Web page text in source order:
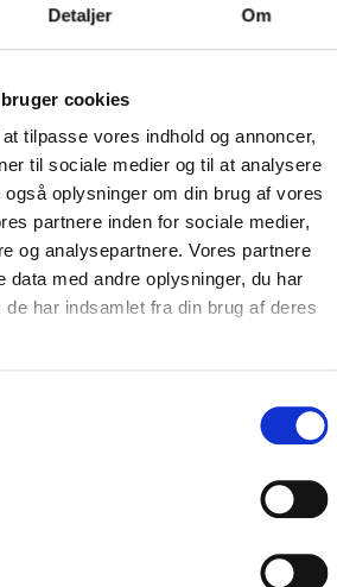
Detaljer Om
cookies
tilpasse vores indhold og annoncer,
til sociale medier og til at analysere
oplysninger om din brug af vores
partnere inden for sociale medier,
og analysepartnere. Vores partnere
data med andre oplysninger, du har
har indsamlet fra din brug af deres